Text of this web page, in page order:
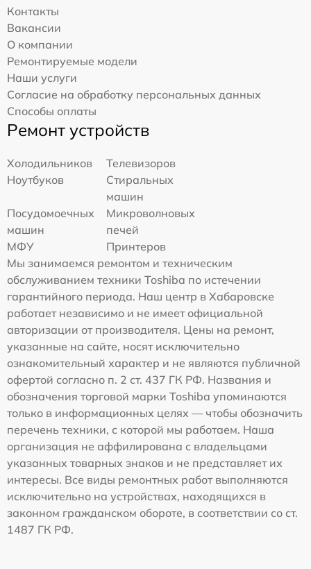
Контакты
Вакансии
О компании
Ремонтируемые модели
Наши услуги
Согласие на обработку персональных данных
Способы оплаты
Ремонт устройств
Холодильников
Телевизоров
Ноутбуков
Стиральных
машин
Посудомоечных
машин
Микроволновых
печей
МФУ
Принтеров
Мы занимаемся ремонтом и техническим
обслуживанием техники Toshiba по истечении
гарантийного периода. Наш центр в Хабаровске
работает независимо и не имеет официальной
авторизации от производителя. Цены на ремонт,
указанные на сайте, носят исключительно
ознакомительный характер и не являются публичной
офертой согласно п. 2 ст. 437 ГК РФ. Названия и
обозначения торговой марки Toshiba упоминаются
только в информационных целях — чтобы обозначить
перечень техники, с которой мы работаем. Наша
организация не аффилирована с владельцами
указанных товарных знаков и не представляет их
интересы. Все виды ремонтных работ выполняются
исключительно на устройствах, находящихся в
законном гражданском обороте, в соответствии со ст.
1487 ГК РФ.